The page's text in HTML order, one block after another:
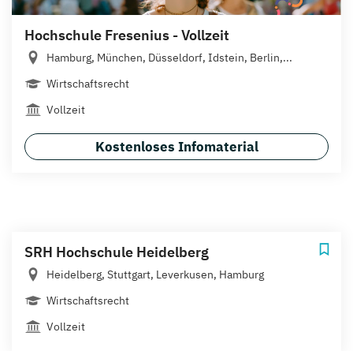
Hochschule Fresenius - Vollzeit
Hamburg, München, Düsseldorf, Idstein, Berlin,...
Wirtschaftsrecht
Vollzeit
Kostenloses Infomaterial
SRH Hochschule Heidelberg
Heidelberg, Stuttgart, Leverkusen, Hamburg
Wirtschaftsrecht
Vollzeit